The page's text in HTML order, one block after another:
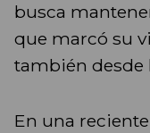
busca
que marcó su
también desde
En una